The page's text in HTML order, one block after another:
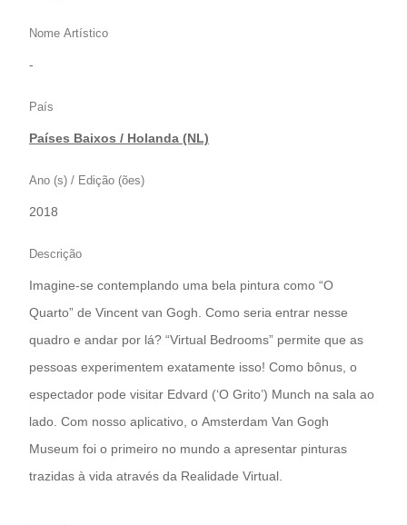
Nome Artístico
-
País
Países Baixos / Holanda (NL)
Ano (s) / Edição (ões)
2018
Descrição
Imagine-se contemplando uma bela pintura como “O
Quarto” de Vincent van Gogh. Como seria entrar nesse
quadro e andar por lá? “Virtual Bedrooms” permite que as
pessoas experimentem exatamente isso! Como bônus, o
espectador pode visitar Edvard (‘O Grito’) Munch na sala ao
lado. Com nosso aplicativo, o Amsterdam Van Gogh
Museum foi o primeiro no mundo a apresentar pinturas
trazidas à vida através da Realidade Virtual.